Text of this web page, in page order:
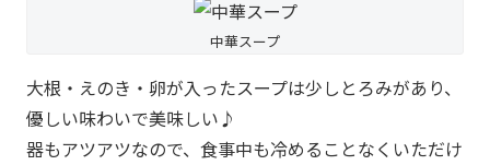
中華スープ
大根・えのき・卵が入ったスープは少しとろみがあり、
優しい味わいで美味しい♪
器もアツアツなので、食事中も冷めることなくいただけ